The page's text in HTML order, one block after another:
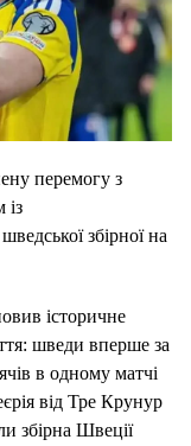
перемогу з
із
збірної на
історичне
шведи вперше за
в одному матчі
від Тре Крунур
збірна Швеції